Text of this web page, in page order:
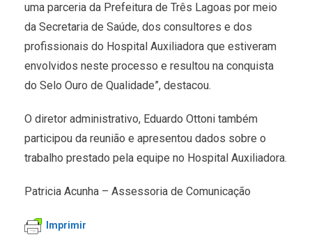
uma parceria da Prefeitura de Três Lagoas por meio
da Secretaria de Saúde, dos consultores e dos
profissionais do Hospital Auxiliadora que estiveram
envolvidos neste processo e resultou na conquista
do Selo Ouro de Qualidade”, destacou.
O diretor administrativo, Eduardo Ottoni também
participou da reunião e apresentou dados sobre o
trabalho prestado pela equipe no Hospital Auxiliadora.
Patricia Acunha – Assessoria de Comunicação
Imprimir